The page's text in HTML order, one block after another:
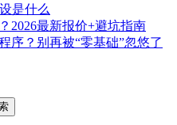
是什么
2026最新报价+避坑指南
序？别再被“零基础”忽悠了